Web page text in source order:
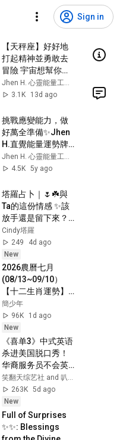
Sign in
【天秤座】好好地
打起精神並勇敢去
冒險 宇宙想幫你讓
這些美好都實現 ｜
月能量運勢｜#塔羅
Jhen H. 心靈能量工作坊
3.1K
13d ago
挑戰應變能力，做
好萬全準備✨Jhen
H.直覺能量運勢牌
卡解讀/塔羅占卜/宇
宙/天使/吸引力法
4.5K 5y ago
塔羅占卜｜🌷☘️與
Ta的這份情感 ✨該
放手還是留下來？
｜🥗Ta眼中的你｜
無論決定如何 請好
Cindy塔羅
249
4d ago
New
2026農曆七月
(08/13~09/10）
【十二生肖運勢】
命理師 簡少年
簡少年
96K
1d ago
New
《喜单3》中式英语
杀进美国脱口秀！
华裔服务员不会英
语，靠口音把全场
笑疯了！#喜剧之王
单口季 #脱口秀 #搞
笑 #喜剧 #funny #
综艺
笑翻天综艺社 and 叭叭一下
263K 5d ago
New
Full of Surprises
✨✨: Blessings